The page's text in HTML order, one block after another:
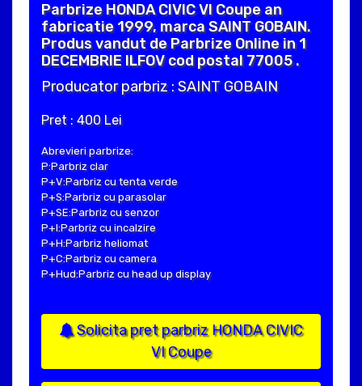
Parbrize HONDA CIVIC VI Coupe an
fabricatie 1999, marca SAINT GOBAIN.
Produs vandut de Parbrize Online in 1
DECEMBRIE ILFOV cod postal 77005 .
Producator parbriz : SAINT GOBAIN
Pret : 400 Lei
Abrevieri parbrize:
P:Parbriz clar
P+V:Parbriz cu tenta verde
P+S:Parbriz cu parasolar
P+SE:Parbriz cu senzor
P+I:Parbriz cu incalzire
P+H:Parbriz heliomat
P+C:Parbriz cu camera
P+Hud:Parbriz cu head up display
Solicita pret parbriz HONDA CIVIC
VI Coupe